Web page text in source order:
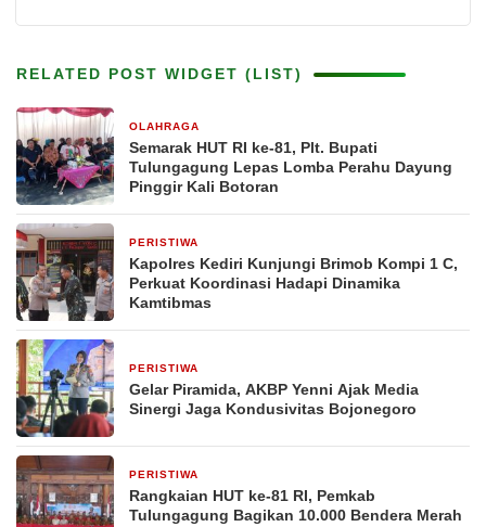
RELATED POST WIDGET (LIST)
OLAHRAGA
Semarak HUT RI ke-81, Plt. Bupati
Tulungagung Lepas Lomba Perahu Dayung
Pinggir Kali Botoran
PERISTIWA
Kapolres Kediri Kunjungi Brimob Kompi 1 C,
Perkuat Koordinasi Hadapi Dinamika
Kamtibmas
PERISTIWA
Gelar Piramida, AKBP Yenni Ajak Media
Sinergi Jaga Kondusivitas Bojonegoro
PERISTIWA
Rangkaian HUT ke-81 RI, Pemkab
Tulungagung Bagikan 10.000 Bendera Merah